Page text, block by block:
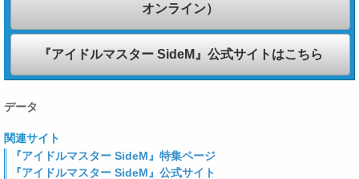
オンライン）
『アイドルマスター SideM』公式サイトはこちら
データ
関連サイト
『アイドルマスター SideM』特集ページ
『アイドルマスター SideM』公式サイト